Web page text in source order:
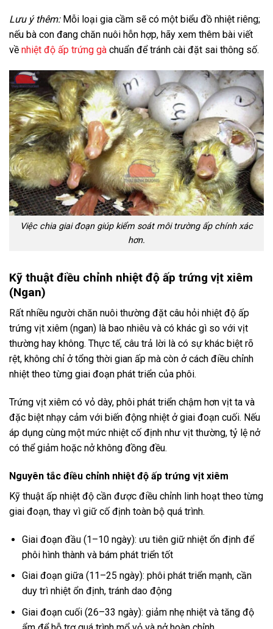
Lưu ý thêm:Mỗi loại gia cầm sẽ có một biểu đồ nhiệt riêng;
nếu bà con đang chăn nuôi hỗn hợp, hãy xem thêm bài viết
về nhiệt độ ấp trứng gà chuẩn để tránh cài đặt sai thông số.
Việc chia giai đoạn giúp kiểm soát môi trường ấp chính xác
hơn.
Kỹ thuật điều chỉnh nhiệt độ ấp trứng vịt xiêm
(Ngan)
Rất nhiều người chăn nuôi thường đặt câu hỏi nhiệt độ ấp
trứng vịt xiêm (ngan) là bao nhiêu và có khác gì so với vịt
thường hay không. Thực tế, câu trả lời là có sự khác biệt rõ
rệt, không chỉ ở tổng thời gian ấp mà còn ở cách điều chỉnh
nhiệt theo từng giai đoạn phát triển của phôi.
Trứng vịt xiêm có vỏ dày, phôi phát triển chậm hơn vịt ta và
đặc biệt nhạy cảm với biến động nhiệt ở giai đoạn cuối. Nếu
áp dụng cùng một mức nhiệt cố định như vịt thường, tỷ lệ nở
có thể giảm hoặc nở không đồng đều.
Nguyên tắc điều chỉnh nhiệt độ ấp trứng vịt xiêm
Kỹ thuật ấp nhiệt độ cần được điều chỉnh linh hoạt theo từng
giai đoạn, thay vì giữ cố định toàn bộ quá trình.
Giai đoạn đầu (1–10 ngày): ưu tiên giữ nhiệt ổn định để
phôi hình thành và bám phát triển tốt
Giai đoạn giữa (11–25 ngày): phôi phát triển mạnh, cần
duy trì nhiệt ổn định, tránh dao động
Giai đoạn cuối (26–33 ngày): giảm nhẹ nhiệt và tăng độ